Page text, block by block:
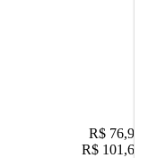
R$ 76,90
R$ 101,67